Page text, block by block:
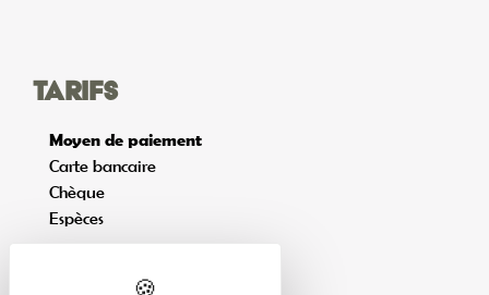
Tarifs
Moyen de paiement
Carte bancaire
Chèque
Espèces